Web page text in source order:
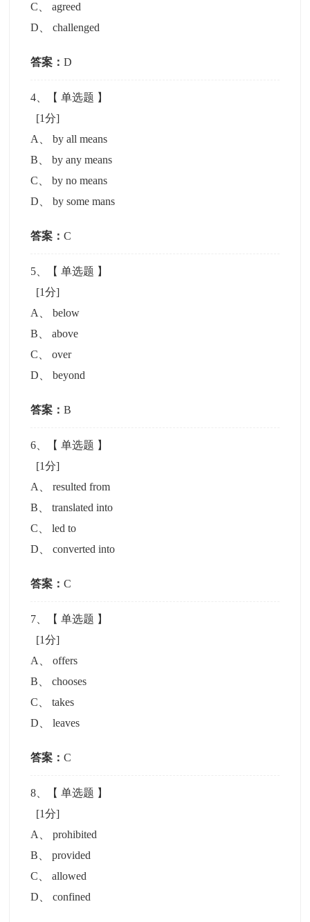
C 、agreed
D 、challenged
答案：D
4 、【单选题 】
[1分]
A
、by all means
B 、by any means
C 、by no means
D 、by some mans
答案：C
5 、【单选题 】
[1分]
A
、below
B 、above
C 、over
D 、beyond
答案：B
6 、【单选题 】
[1分]
A
、resulted from
B 、translated into
C 、led to
D 、converted into
答案：C
7 、【单选题 】
[1分]
A
、offers
B 、chooses
C 、takes
D 、leaves
答案：C
8 、【单选题 】
[1分]
A
、prohibited
B 、provided
C 、allowed
D 、confined